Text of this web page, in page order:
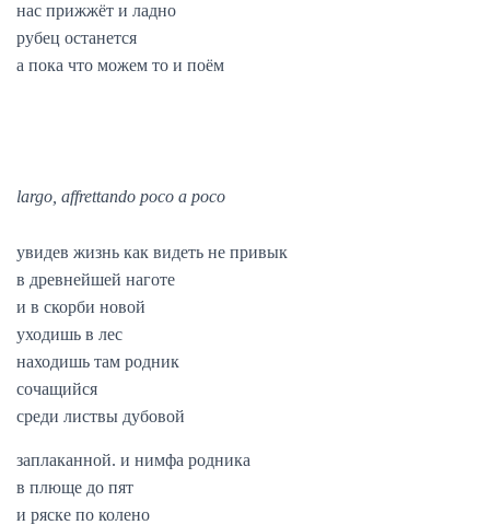
нас прижжёт и ладно
рубец останется
а пока что можем то и поём
largo, affrettando poco a poco
увидев жизнь как видеть не привык
в древнейшей наготе
и в скорби новой
уходишь в лес
находишь там родник
сочащийся
среди листвы дубовой
заплаканной. и нимфа родника
в плюще до пят
и ряске по колено